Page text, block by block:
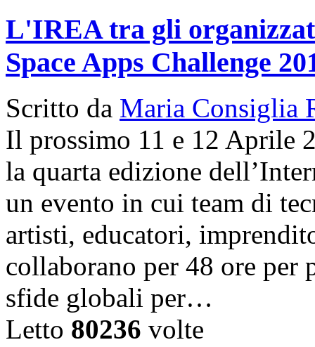
L'IREA tra gli
Space Apps Challenge
Scritto da Maria Consiglia
Il prossimo 11 e 12 Aprile
la quarta edizione
un evento in cui team di
artisti, educatori,
collaborano per 48 ore
sfide globali per…
Letto 80236 volte